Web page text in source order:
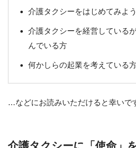
介護タクシーをはじめてみよ
介護タクシーを経営している
んでいる方
何かしらの起業を考えている
…などにお読みいただけると幸いで